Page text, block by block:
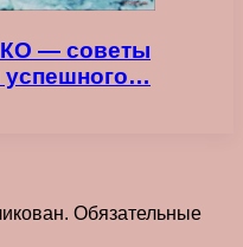
— советы
успешного…
Обязательные